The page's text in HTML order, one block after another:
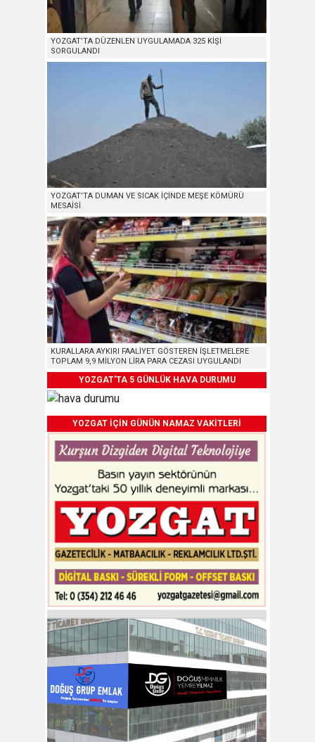
YOZGAT’TA DÜZENLEN UYGULAMADA 325 KİŞİ
SORGULANDI
YOZGAT’TA DUMAN VE SICAK İÇİNDE MEŞE KÖMÜRÜ
MESAİSİ
KURALLARA AYKIRI FAALİYET GÖSTEREN İŞLETMELERE
TOPLAM 9,9 MİLYON LİRA PARA CEZASI UYGULANDI
YOZGAT'TA 5 GÜNLÜK HAVA DURUMU
YOZGAT İÇİN GÜNÜN NAMAZ VAKİTLERİ